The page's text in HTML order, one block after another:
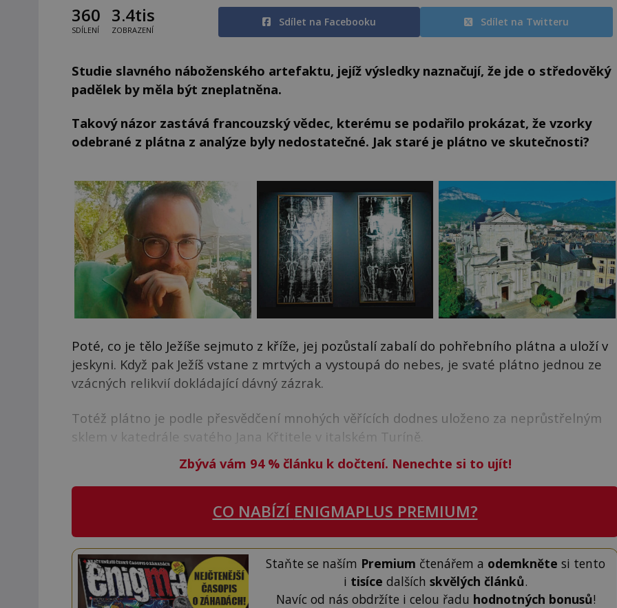
360
SDÍLENÍ
3.4tis
ZOBRAZENÍ
Sdílet na Facebooku Sdílet na Twitteru
Studie slavného náboženského artefaktu, jejíž výsledky naznačují, že jde o středověký
padělek by měla být zneplatněna.
Takový názor zastává francouzský vědec, kterému se podařilo prokázat, že vzorky
odebrané z plátna z analýze byly nedostatečné. Jak staré je plátno ve skutečnosti?
Poté, co je tělo Ježíše sejmuto z kříže, jej pozůstalí zabalí do pohřebního plátna a uloží v
jeskyni. Když pak Ježíš vstane z mrtvých a vystoupá do nebes, je svaté plátno jednou ze
vzácných relikvií dokládající dávný zázrak.
Totéž plátno je podle přesvědčení mnohých věřících dodnes uloženo za neprůstřelným
sklem v katedrále svatého Jana Křtitele v italském Turíně.
Zbývá vám 94 %článku k dočtení. Nenechte si to ujít!
CO NABÍZÍ ENIGMAPLUS PREMIUM?
Staňte se naším Premium čtenářem a odemkněte si tento
i tisíce dalšíchskvělých článků.
Navíc od nás obdržíte i celou řadu hodnotných bonusů!